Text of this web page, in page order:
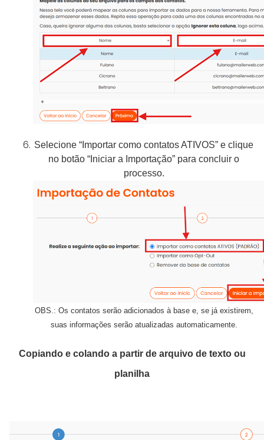
Selecione “Importar como contatos ATIVOS” e clique
no botão “Iniciar a Importação” para concluir o
processo.
OBS.: Os contatos serão adicionados à base e, se já existirem,
suas informações serão atualizadas automaticamente.
Copiando e colando a partir de arquivo de texto ou
planilha